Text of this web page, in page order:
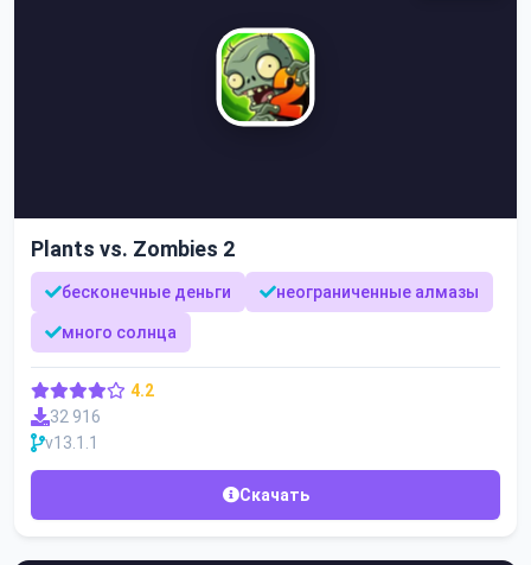
Plants vs. Zombies 2
бесконечные деньги неограниченные алмазы
много солнца
4.2
32 916
v13.1.1
Скачать